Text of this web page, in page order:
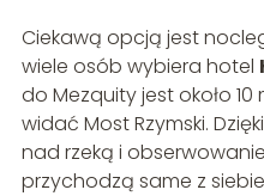
Ciekawą opcją jest
wiele osób wybiera hotel
do Mezquity jest około
widać Most Rzymski.
nad rzeką i
przychodzą same z